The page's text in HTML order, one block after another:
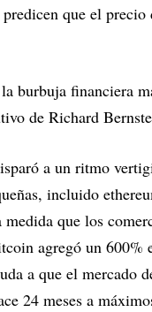
que el
burbuja financiera
de Richard
a un ritmo
incluido
medida que los
agregó un
a que el mercado
24 meses a